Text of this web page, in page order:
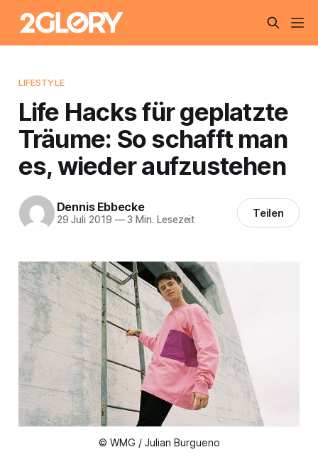
LIFESTYLE
Life Hacks für geplatzte
Träume: So schafft man
es, wieder aufzustehen
Dennis Ebbecke
29 Juli 2019 —3 Min. Lesezeit Teilen
© WMG / Julian Burgueno